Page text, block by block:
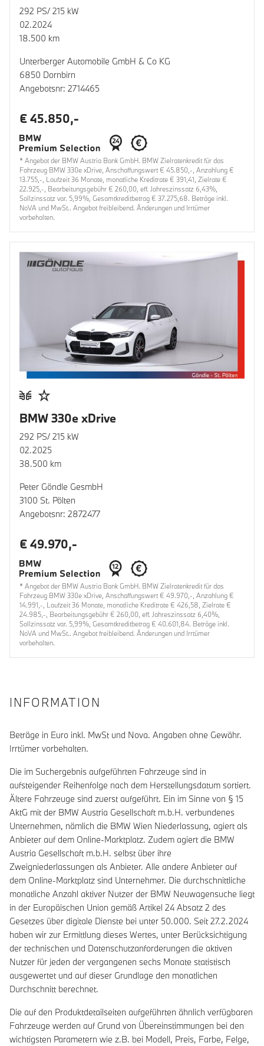
292 PS/ 215 kW
02.2024
18.500 km
Unterberger Automobile GmbH & Co KG
6850 Dornbirn
Angebotsnr: 2714465
€ 45.850,-
* Angebot der BMW Austria Bank GmbH. BMW Zielratenkredit für das
Fahrzeug BMW 330e xDrive, Anschaffungswert € 45.850,-, Anzahlung €
13.755,-, Laufzeit 36 Monate, monatliche Kreditrate € 391,41, Zielrate €
22.925,-, Bearbeitungsgebühr € 260,00, eff. Jahreszinssatz 6,43%,
Sollzinssatz var. 5,99%, Gesamtkreditbetrag € 37.275,68. Beträge inkl.
NoVA und MwSt.. Angebot freibleibend. Änderungen und Irrtümer
vorbehalten.
BMW 330e xDrive
292 PS/ 215 kW
02.2025
38.500 km
Peter Göndle GesmbH
3100 St. Pölten
Angebotsnr: 2872477
€ 49.970,-
* Angebot der BMW Austria Bank GmbH. BMW Zielratenkredit für das
Fahrzeug BMW 330e xDrive, Anschaffungswert € 49.970,-, Anzahlung €
14.991,-, Laufzeit 36 Monate, monatliche Kreditrate € 426,58, Zielrate €
24.985,-, Bearbeitungsgebühr € 260,00, eff. Jahreszinssatz 6,40%,
Sollzinssatz var. 5,99%, Gesamtkreditbetrag € 40.601,84. Beträge inkl.
NoVA und MwSt.. Angebot freibleibend. Änderungen und Irrtümer
vorbehalten.
INFORMATION
Beträge in Euro inkl. MwSt und Nova. Angaben ohne Gewähr.
Irrtümer vorbehalten.
Die im Suchergebnis aufgeführten Fahrzeuge sind in
aufsteigender Reihenfolge nach dem Herstellungsdatum sortiert.
Ältere Fahrzeuge sind zuerst aufgeführt. Ein im Sinne von § 15
AktG mit der BMW Austria Gesellschaft m.b.H. verbundenes
Unternehmen, nämlich die BMW Wien Niederlassung, agiert als
Anbieter auf dem Online-Marktplatz. Zudem agiert die BMW
Austria Gesellschaft m.b.H. selbst über ihre
Zweigniederlassungen als Anbieter. Alle andere Anbieter auf
dem Online-Marktplatz sind Unternehmer. Die durchschnittliche
monatliche Anzahl aktiver Nutzer der BMW Neuwagensuche liegt
in der Europäischen Union gemäß Artikel 24 Absatz 2 des
Gesetzes über digitale Dienste bei unter 50.000. Seit 27.2.2024
haben wir zur Ermittlung dieses Wertes, unter Berücksichtigung
der technischen und Datenschutzanforderungen die aktiven
Nutzer für jeden der vergangenen sechs Monate statistisch
ausgewertet und auf dieser Grundlage den monatlichen
Durchschnitt berechnet.
Die auf den Produktdetailseiten aufgeführten ähnlich verfügbaren
Fahrzeuge werden auf Grund von Übereinstimmungen bei den
wichtigsten Parametern wie z.B. bei Modell, Preis, Farbe, Felge,